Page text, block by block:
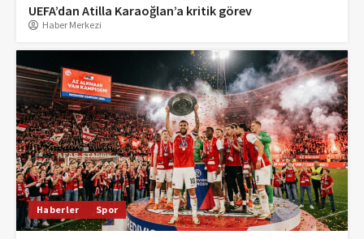
UEFA’dan Atilla Karaoğlan’a kritik görev
Haber Merkezi
Haberler Spor